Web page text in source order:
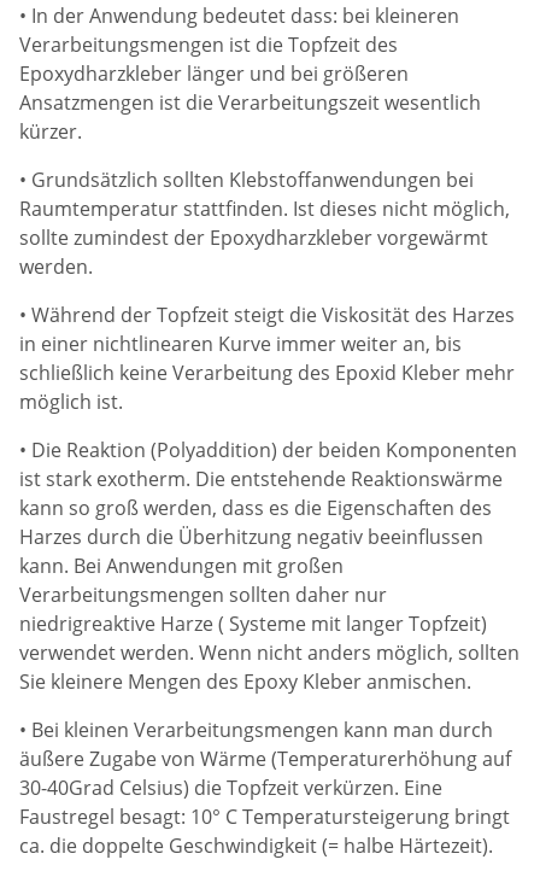
• In der Anwendung bedeutet dass: bei kleineren
Verarbeitungsmengen ist die Topfzeit des
Epoxydharzkleber länger und bei größeren
Ansatzmengen ist die Verarbeitungszeit wesentlich
kürzer.
• Grundsätzlich sollten Klebstoffanwendungen bei
Raumtemperatur stattfinden. Ist dieses nicht möglich,
sollte zumindest der Epoxydharzkleber vorgewärmt
werden.
• Während der Topfzeit steigt die Viskosität des Harzes
in einer nichtlinearen Kurve immer weiter an, bis
schließlich keine Verarbeitung des Epoxid Kleber mehr
möglich ist.
• Die Reaktion (Polyaddition) der beiden Komponenten
ist stark exotherm. Die entstehende Reaktionswärme
kann so groß werden, dass es die Eigenschaften des
Harzes durch die Überhitzung negativ beeinflussen
kann. Bei Anwendungen mit großen
Verarbeitungsmengen sollten daher nur
niedrigreaktive Harze ( Systeme mit langer Topfzeit)
verwendet werden. Wenn nicht anders möglich, sollten
Sie kleinere Mengen des Epoxy Kleber anmischen.
• Bei kleinen Verarbeitungsmengen kann man durch
äußere Zugabe von Wärme (Temperaturerhöhung auf
30-40Grad Celsius) die Topfzeit verkürzen. Eine
Faustregel besagt: 10° C Temperatursteigerung bringt
ca. die doppelte Geschwindigkeit (= halbe Härtezeit).